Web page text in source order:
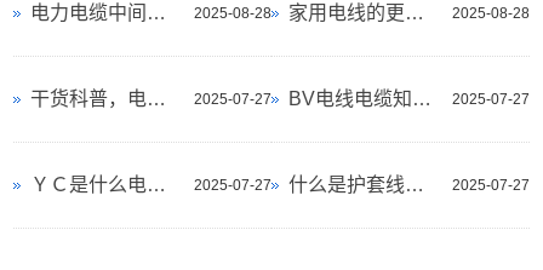
2025-08-28
电力电缆中间接头和终端接头的操作流程 2025-08-28
家用电线的更换年限是几年？
2025-07-27
干货科普，电线电缆术语和名词 2025-07-27
BV电线电缆知识，先收藏起来！
2025-07-27
ＹＣ是什么电缆，了解一下 2025-07-27
什么是护套线？你知道吗